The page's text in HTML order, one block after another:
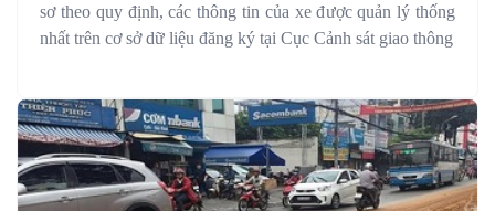
sơ theo quy định, các thông tin của xe được quản lý thống
nhất trên cơ sở dữ liệu đăng ký tại Cục Cảnh sát giao thông